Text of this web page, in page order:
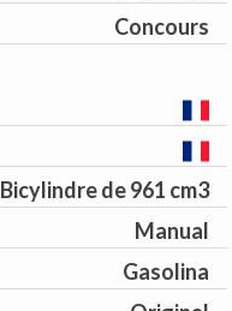
Concours
Bicylindre de 961 cm3
Manual
Gasolina